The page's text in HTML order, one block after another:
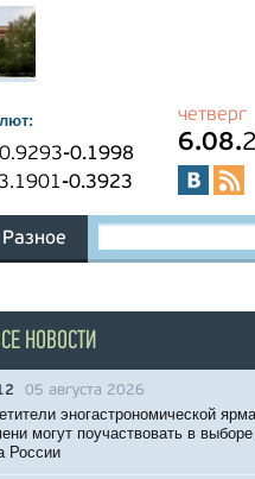
-0.1998
-0.3923
четверг
6.08.
Разное
НОВОСТИ
05 августа 2026
эногастрономической
могут поучаствовать в
России